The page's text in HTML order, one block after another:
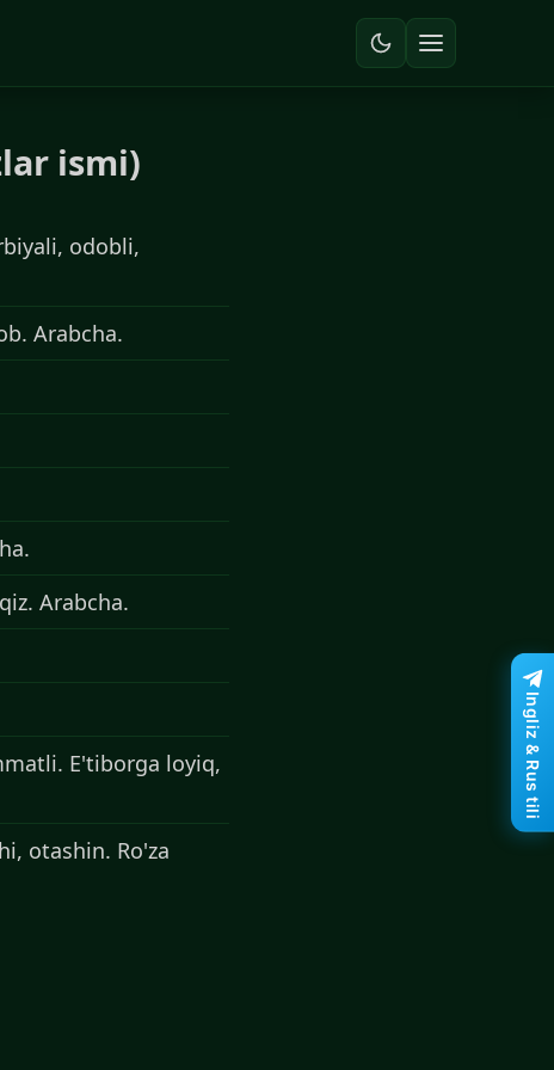
ismi)
odobli,
Arabcha.
Arabcha.
E'tiborga loyiq,
otashin. Ro'za
Ingliz & Rus tili